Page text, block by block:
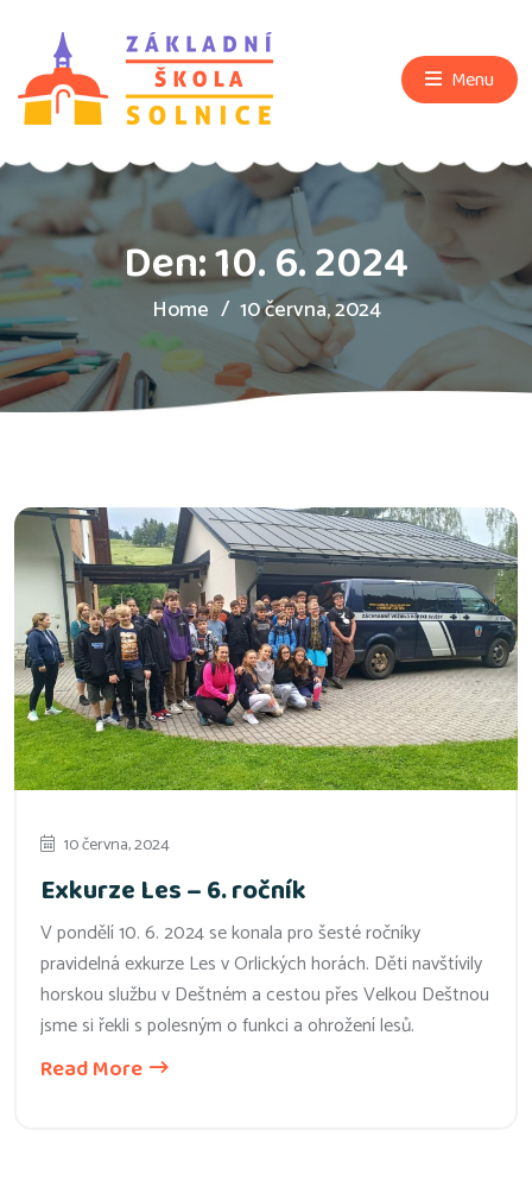
Menu
Den:10. 6. 2024
Home 10 června, 2024
10 června, 2024
Exkurze Les – 6. ročník
V pondělí 10. 6. 2024 se konala pro šesté ročníky
pravidelná exkurze Les v Orlických horách. Děti navštívily
horskou službu v Deštném a cestou přes Velkou Deštnou
jsme si řekli s polesným o funkci a ohrožení lesů.
Read More